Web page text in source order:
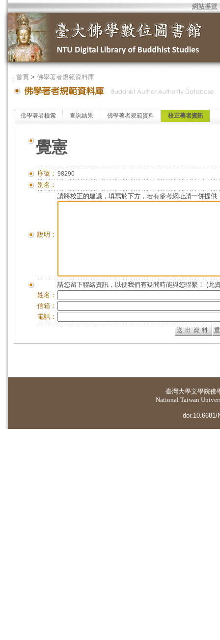
網站導覽
． 首頁 > 佛學著者規範資料庫
佛學著者檢索 查詢結果 佛學著者規範資料 校正著者資訊
覺憲
序號： 98290
別名：
說明：
請將校正的建議，填寫於下方，若有參考網址請一併提供
請您留下聯絡資訊，以便我們有疑問時能與您聯繫！ (此
姓名：
信箱：
電話：
臺灣大學文學院佛
National Taiwan
doi:10.6681/